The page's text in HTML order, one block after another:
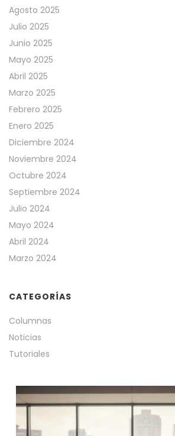
Agosto 2025
Julio 2025
Junio 2025
Mayo 2025
Abril 2025
Marzo 2025
Febrero 2025
Enero 2025
Diciembre 2024
Noviembre 2024
Octubre 2024
Septiembre 2024
Julio 2024
Mayo 2024
Abril 2024
Marzo 2024
CATEGORÍAS
Columnas
Noticias
Tutoriales